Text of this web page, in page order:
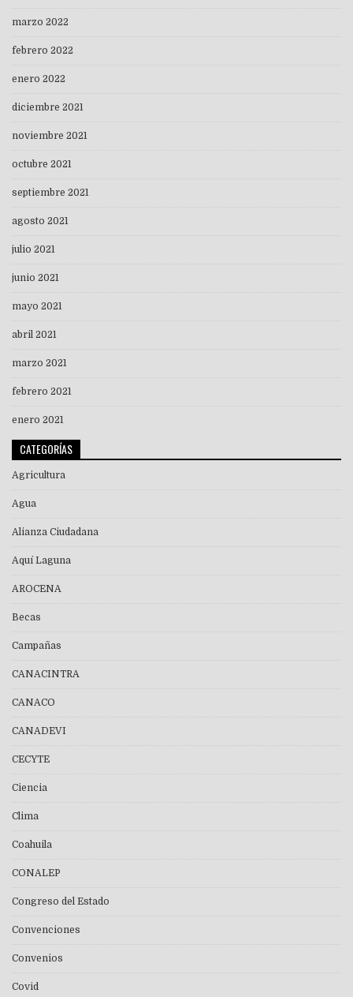
marzo 2022
febrero 2022
enero 2022
diciembre 2021
noviembre 2021
octubre 2021
septiembre 2021
agosto 2021
julio 2021
junio 2021
mayo 2021
abril 2021
marzo 2021
febrero 2021
enero 2021
CATEGORÍAS
Agricultura
Agua
Alianza Ciudadana
Aquí Laguna
AROCENA
Becas
Campañas
CANACINTRA
CANACO
CANADEVI
CECYTE
Ciencia
Clima
Coahuila
CONALEP
Congreso del Estado
Convenciones
Convenios
Covid